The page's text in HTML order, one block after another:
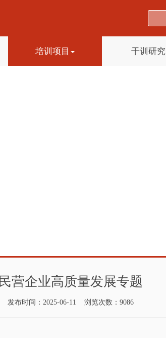
培训项目 干训研究
民营企业高质量发展专题
发布时间：2025-06-11 浏览次数：9086